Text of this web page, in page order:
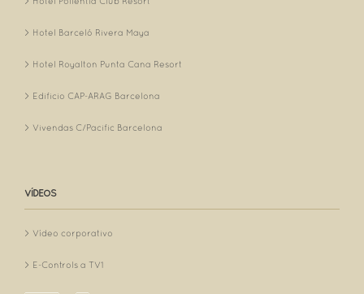
Hotel Pollentia Club Resort
Hotel Barceló Rivera Maya
Hotel Royalton Punta Cana Resort
Edificio CAP-ARAG Barcelona
Vivendas C/Pacific Barcelona
VÍDEOS
Vídeo corporativo
E-Controls a TV1